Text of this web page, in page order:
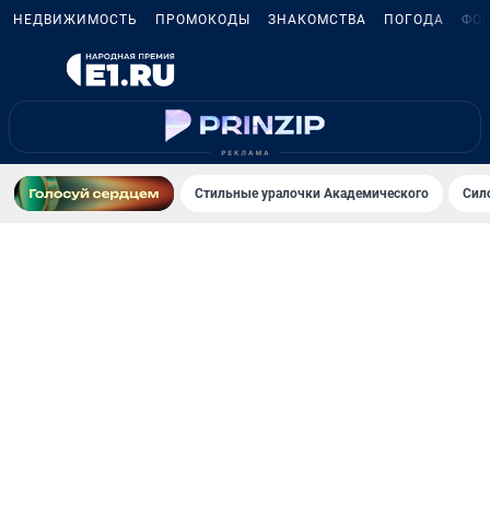
НЕДВИЖИМОСТЬ ПРОМОКОДЫ ЗНАКОМСТВА ПОГОДА
Стильные уралочки Академического